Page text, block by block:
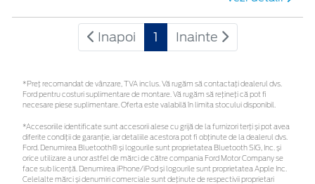
Inapoi 1 Inainte
*Preţ recomandat de vânzare, TVA inclus. Vă rugăm să contactaţi dealerul dvs.
Ford pentru costuri suplimentare de montare. Vă rugăm să rețineți că pot fi
necesare piese suplimentare. Oferta este valabilă în limita stocului disponibil.
*Accesoriile identificate sunt accesorii alese cu grijă de la furnizori terți și pot avea
diferite condiții de garanție, iar detaliile acestora pot fi obținute de la dealerul dvs.
Ford. Denumirea Bluetooth® și logourile sunt proprietatea Bluetooth SIG, Inc. și
orice utilizare a unor astfel de mărci de către compania Ford Motor Company se
face sub licență. Denumirea iPhone/iPod și logourile sunt proprietatea Apple Inc.
Celelalte mărci și denumiri comerciale sunt deținute de respectivii proprietari